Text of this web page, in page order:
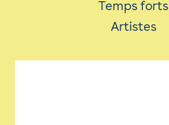
LES PRODUCTIONS
Temps forts
Artistes